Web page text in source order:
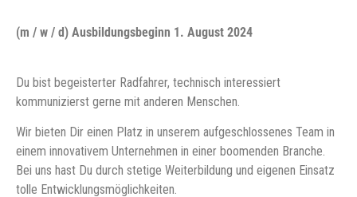
(m / w / d) Ausbildungsbeginn 1. August 2024
Du bist begeisterter Radfahrer, technisch interessiert
kommunizierst gerne mit anderen Menschen.
Wir bieten Dir einen Platz in unserem aufgeschlossenes Team in
einem innovativem Unternehmen in einer boomenden Branche.
Bei uns hast Du durch stetige Weiterbildung und eigenen Einsatz
tolle Entwicklungsmöglichkeiten.